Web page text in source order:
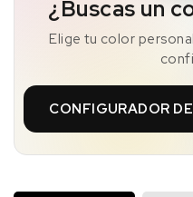
¿Buscas un
Elige tu color
CONFIGURADOR